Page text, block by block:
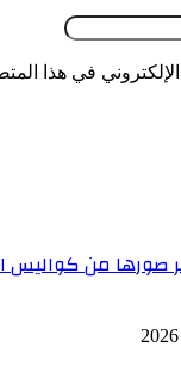
في هذا
صورها من كواليس